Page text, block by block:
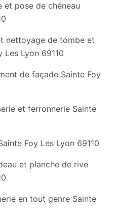
et pose de chéneau
nettoyage de tombe et
Les Lyon 69110
de façade Sainte Foy
et ferronnerie Sainte
Foy Les Lyon 69110
et planche de rive
en tout genre Sainte